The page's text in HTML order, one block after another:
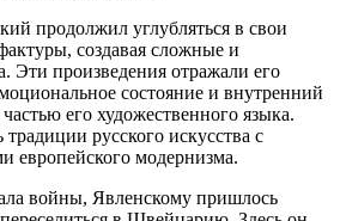
продолжил углубляться в свои
создавая сложные и
Эти произведения отражали его
состояние и внутренний
его художественного языка.
русского искусства с
европейского модернизма.
войны, Явленскому пришлось